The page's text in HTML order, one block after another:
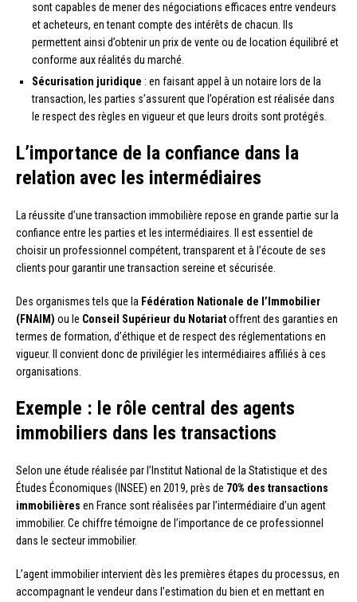
sont capables de mener des négociations efficaces entre vendeurs
et acheteurs, en tenant compte des intérêts de chacun. Ils
permettent ainsi d’obtenir un prix de vente ou de location équilibré et
conforme aux réalités du marché.
Sécurisation juridique : en faisant appel à un notaire lors de la
transaction, les parties s’assurent que l’opération est réalisée dans
le respect des règles en vigueur et que leurs droits sont protégés.
L’importance de la confiance dans la
relation avec les intermédiaires
La réussite d’une transaction immobilière repose en grande partie sur la
confiance entre les parties et les intermédiaires. Il est essentiel de
choisir un professionnel compétent, transparent et à l’écoute de ses
clients pour garantir une transaction sereine et sécurisée.
Des organismes tels que la Fédération Nationale de l’Immobilier
(FNAIM) ou le Conseil Supérieur du Notariatoffrent des garanties en
termes de formation, d’éthique et de respect des réglementations en
vigueur. Il convient donc de privilégier les intermédiaires affiliés à ces
organisations.
Exemple : le rôle central des agents
immobiliers dans les transactions
Selon une étude réalisée par l’Institut National de la Statistique et des
Études Économiques (INSEE) en 2019, près de 70% des transactions
immobilières en France sont réalisées par l’intermédiaire d’un agent
immobilier. Ce chiffre témoigne de l’importance de ce professionnel
dans le secteur immobilier.
L’agent immobilier intervient dès les premières étapes du processus, en
accompagnant le vendeur dans l’estimation du bien et en mettant en